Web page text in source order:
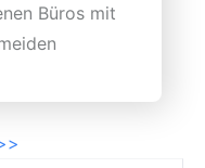
mit Familie
Büros mit